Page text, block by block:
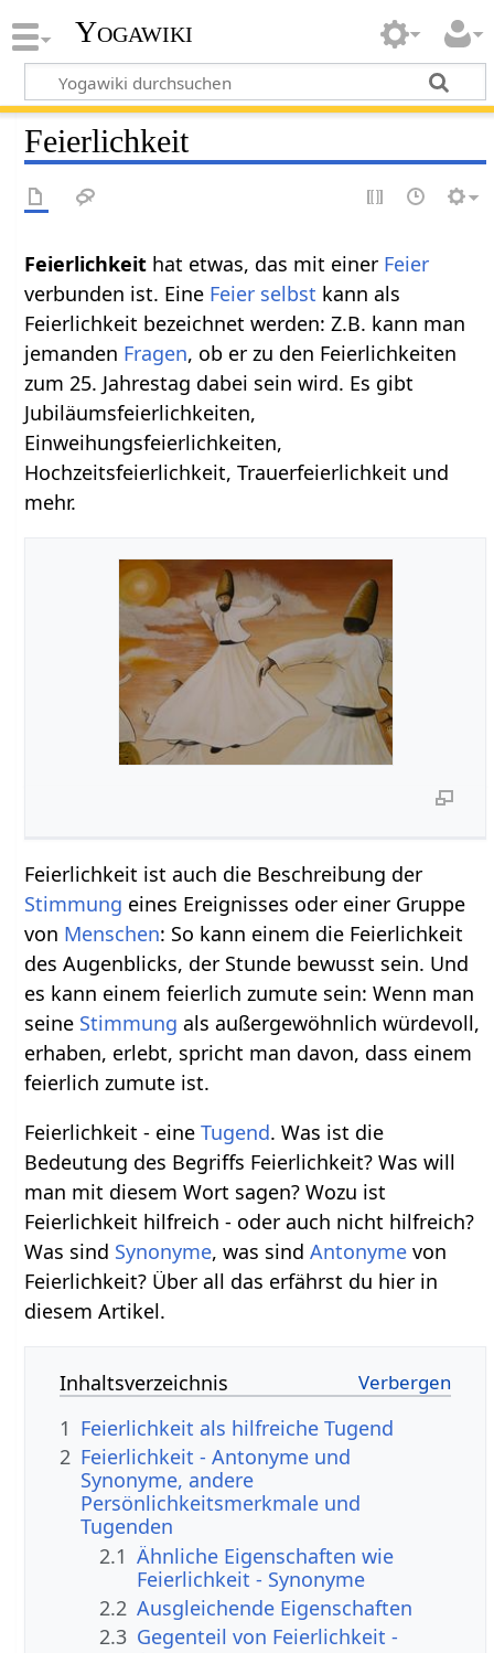
Yogawiki
Feierlichkeit
Feierlichkeit hat etwas, das mit einer Feier
verbunden ist. Eine Feier selbst kann als
Feierlichkeit bezeichnet werden: Z.B. kann man
jemanden Fragen, ob er zu den Feierlichkeiten
zum 25. Jahrestag dabei sein wird. Es gibt
Jubiläumsfeierlichkeiten,
Einweihungsfeierlichkeiten,
Hochzeitsfeierlichkeit, Trauerfeierlichkeit und
mehr.
Feierlichkeit ist auch die Beschreibung der
Stimmung eines Ereignisses oder einer Gruppe
von Menschen: So kann einem die Feierlichkeit
des Augenblicks, der Stunde bewusst sein. Und
es kann einem feierlich zumute sein: Wenn man
seine Stimmung als außergewöhnlich würdevoll,
erhaben, erlebt, spricht man davon, dass einem
feierlich zumute ist.
Feierlichkeit - eineTugend. Was ist die
Bedeutung des Begriffs Feierlichkeit? Was will
man mit diesem Wort sagen? Wozu ist
Feierlichkeit hilfreich - oder auch nicht hilfreich?
Was sind Synonyme, was sindAntonyme von
Feierlichkeit? Über all das erfährst du hier in
diesem Artikel.
Inhaltsverzeichnis
1 Feierlichkeit als hilfreiche Tugend
2 Feierlichkeit - Antonyme und
Synonyme, andere
Persönlichkeitsmerkmale und
Tugenden
2.1 Ähnliche Eigenschaften wie
Feierlichkeit - Synonyme
2.2 Ausgleichende Eigenschaften
2.3 Gegenteil von Feierlichkeit -